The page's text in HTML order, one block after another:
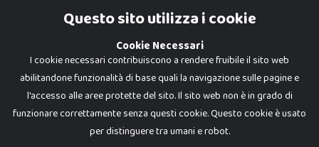
Cookie PolicyQuesto sito utilizza i cookie
Cookie Necessari
I cookie necessari contribuiscono a rendere fruibile il sito web
abilitandone funzionalità di base quali la navigazione sulle pagine e
l'accesso alle aree protette del sito. Il sito web non è in grado di
funzionare correttamente senza questi cookie. Questo cookie è usato
per distinguere tra umani e robot.